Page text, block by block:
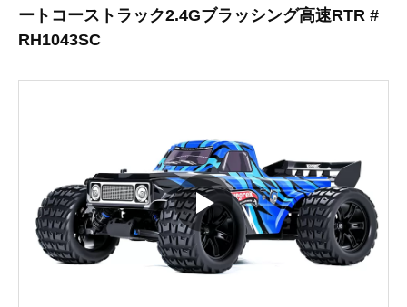
ートコーストラック2.4Gブラッシング高速RTR #
RH1043SC